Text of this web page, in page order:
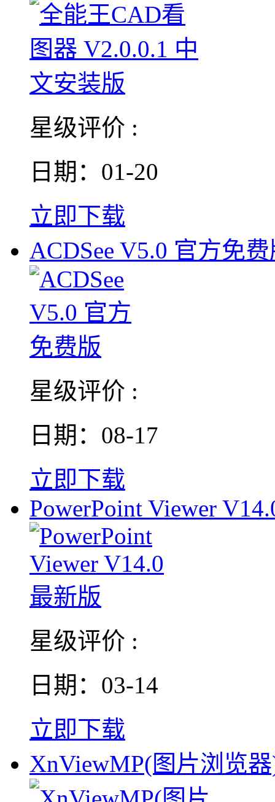
星级评价 :
日期：01-20
立即下载
ACDSee V5.0 官方免
星级评价 :
日期：08-17
立即下载
PowerPoint Viewer
星级评价 :
日期：03-14
立即下载
XnViewMP(图片浏览